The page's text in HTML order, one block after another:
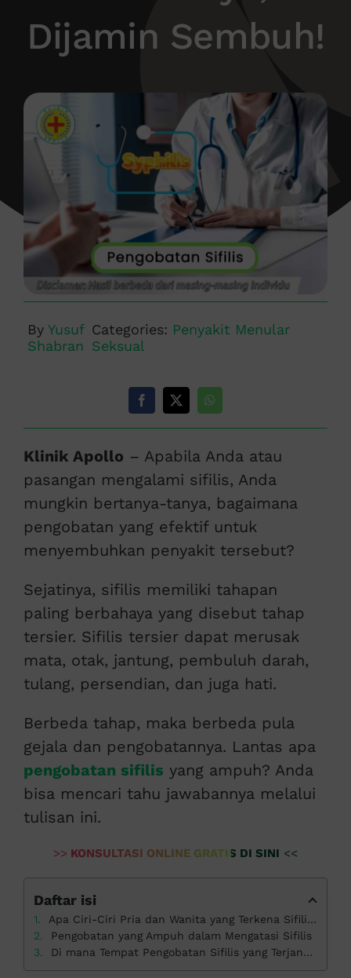
Dijamin Sembuh!
By Yusuf
Shabran
Categories: Penyakit Menular
Seksual
Klinik Apollo – Apabila Anda atau
pasangan mengalami sifilis, Anda
mungkin bertanya-tanya, bagaimana
pengobatan yang efektif untuk
menyembuhkan penyakit tersebut?
Sejatinya, sifilis memiliki tahapan
paling berbahaya yang disebut tahap
tersier. Sifilis tersier dapat merusak
mata, otak, jantung, pembuluh darah,
tulang, persendian, dan juga hati.
Berbeda tahap, maka berbeda pula
gejala dan pengobatannya. Lantas apa
pengobatan sifilis yang ampuh? Anda
bisa mencari tahu jawabannya melalui
tulisan ini.
>> KONSULTASI ONLINE GRATIS DI SINI <<
Daftar isi
Apa Ciri-Ciri Pria dan Wanita yang Terkena Sifilis?
Pengobatan yang Ampuh dalam Mengatasi Sifilis
Di mana Tempat Pengobatan Sifilis yang Terjangkau?